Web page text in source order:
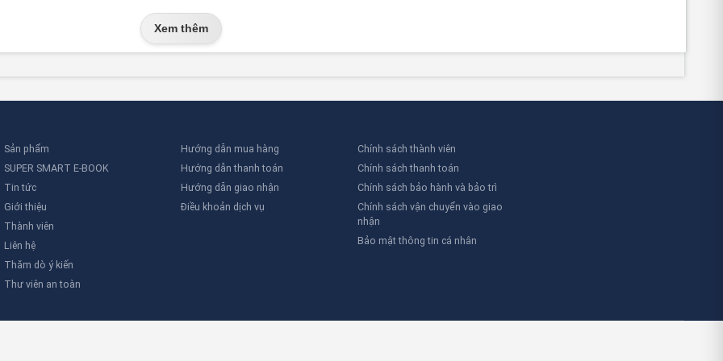
thể gắn 250–300 thiết bị)
Protocol), tốc độ cao
hình cảm ứng
relay, programmable I/O
in, graphic software
7568-2, CNS, NFPA tương thích
các công trình yêu cầu hệ thống báo cháy:
Xem thêm
Sản phẩm
SUPER SMART E-BOOK
Tin tức
Giới thiệu
Thành viên
Liên hệ
Thăm dò ý kiến
Thư viên an toàn
Hướng dẫn mua hàng
Hướng dẫn thanh toán
Hướng dẫn giao nhận
Điều khoản dịch vụ
Chính sách thành viên
Chính sách thanh toán
Chính sách bảo hành và bảo trì
Chính sách vận chuyển vào giao
nhận
Bảo mật thông tin cá nhân